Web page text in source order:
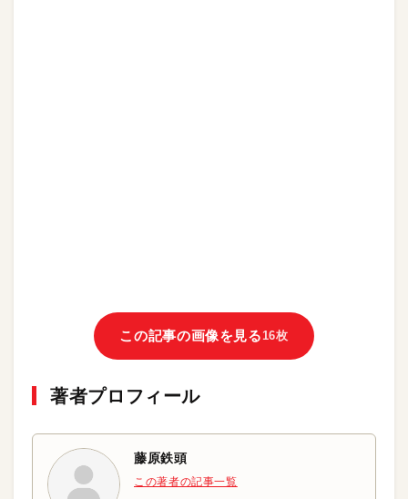
この記事の画像を見る16枚
著者プロフィール
藤原鉄頭
この著者の記事一覧